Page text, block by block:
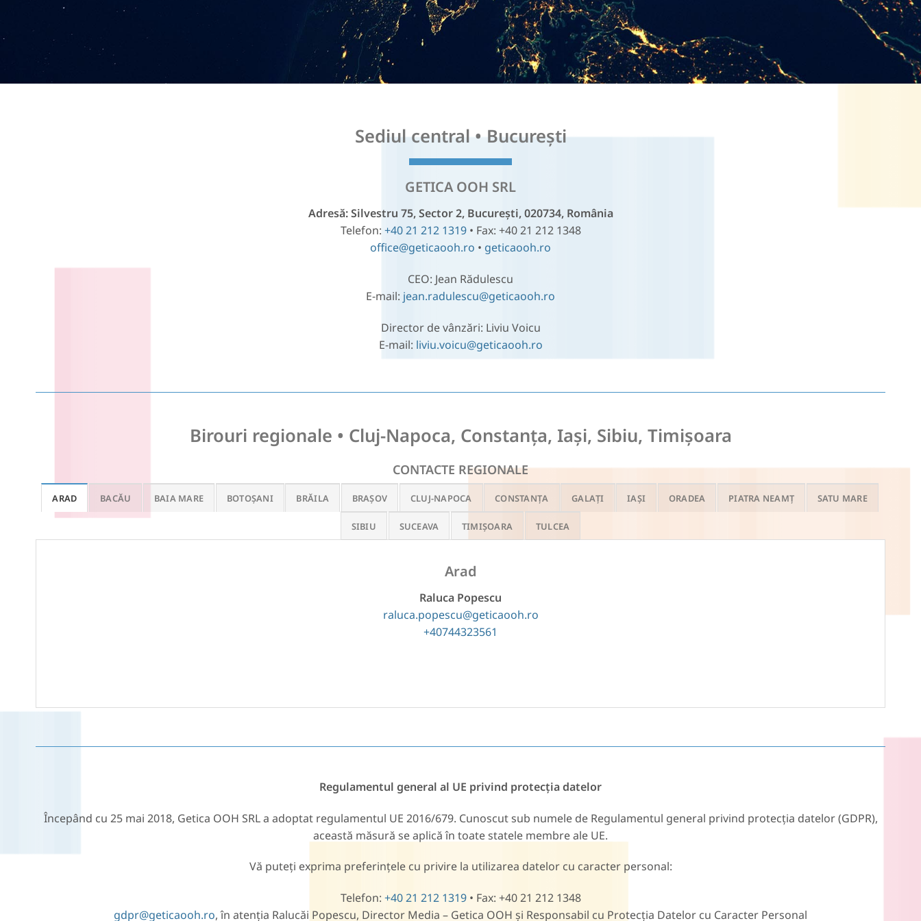
Sediul central • București
GETICA OOH SRL
Adresă: Silvestru 75, Sector 2, București, 020734, România
Telefon: +40 21 212 1319• Fax: +40 21 212 1348
office@geticaooh.ro • geticaooh.ro
CEO: Jean Rădulescu
E-mail: jean.radulescu@geticaooh.ro
Director de vânzări: Liviu Voicu
E-mail: liviu.voicu@geticaooh.ro
Birouri regionale • Cluj-Napoca, Constanța, Iași, Sibiu, Timișoara
CONTACTE REGIONALE
ARAD BACĂU BAIA MARE BOTOȘANI BRĂILA BRAȘOV CLUJ-NAPOCA CONSTANȚA GALAȚI IAȘI ORADEA PIATRA NEAMȚ SATU MARE
SIBIU SUCEAVA TIMIȘOARA TULCEA
Arad
Raluca Popescu
raluca.popescu@geticaooh.ro
+40744323561
Regulamentul general al UE privind protecția datelor
Începând cu 25 mai 2018, Getica OOH SRL a adoptat regulamentul UE 2016/679. Cunoscut sub numele de Regulamentul general privind protecția datelor (GDPR),
această măsură se aplică în toate statele membre ale UE.
Vă puteți exprima preferințele cu privire la utilizarea datelor cu caracter personal:
Telefon: +40 21 212 1319• Fax: +40 21 212 1348
gdpr@geticaooh.ro, în atenția Ralucăi Popescu, Director Media – Getica OOH și Responsabil cu Protecția Datelor cu Caracter Personal